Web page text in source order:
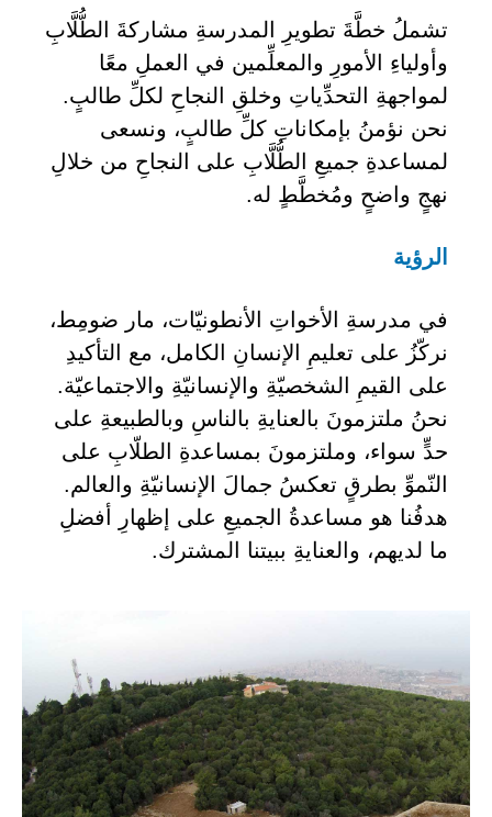
تشملُ خطَّةَ تطويرِ المدرسةِ مشاركةَ الطُّلَّابِ
وأولياءِ الأمورِ والمعلِّمين في العملِ معًا
لمواجهةِ التحدِّياتِ وخلقِ النجاحِ لكلِّ طالبٍ.
نحن نؤمنُ بإمكاناتِ كلِّ طالبٍ، ونسعى
لمساعدةِ جميعِ الطُّلَّابِ على النجاحِ من خلالِ
نهجٍ واضحٍ ومُخطَّطٍ له.
الرؤية
في مدرسةِ الأخواتِ الأنطونيّات، مار ضومِط،
نركّزُ على تعليمِ الإنسانِ الكامل، مع التأكيدِ
على القيمِ الشخصيّةِ والإنسانيّةِ والاجتماعيّة.
نحنُ ملتزمونَ بالعنايةِ بالناسِ وبالطبيعةِ على
حدٍّ سواء، وملتزمونَ بمساعدةِ الطلّابِ على
النّموِّ بطرقٍ تعكسُ جمالَ الإنسانيّةِ والعالم.
هدفُنا هو مساعدةُ الجميعِ على إظهارِ أفضلِ
ما لديهم، والعنايةِ ببيتنا المشترك.